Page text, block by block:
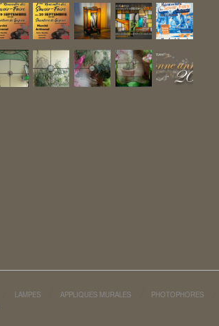
LAMPES APPLIQUES MURALES PHOTOPHORES